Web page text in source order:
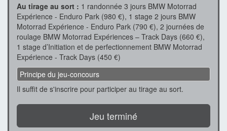
Au tirage au sort : 1 randonnée 3 jours BMW Motorrad
Expérience - Enduro Park (980 €), 1 stage 2 jours BMW
Motorrad Expérience - Enduro Park (790 €), 2 journées de
roulage BMW Motorrad Expériences – Track Days (660 €),
1 stage d’Initiation et de perfectionnement BMW Motorrad
Expérience - Track Days (450 €)
Principe du jeu-concours
Il suffit de s'inscrire pour participer au tirage au sort.
Jeu terminé